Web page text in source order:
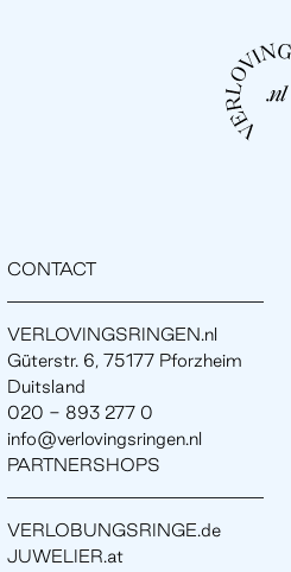
CONTACT
VERLOVINGSRINGEN.nl
Güterstr. 6, 75177 Pforzheim
Duitsland
020 - 893 277 0
info@verlovingsringen.nl
PARTNERSHOPS
VERLOBUNGSRINGE.de
JUWELIER.at